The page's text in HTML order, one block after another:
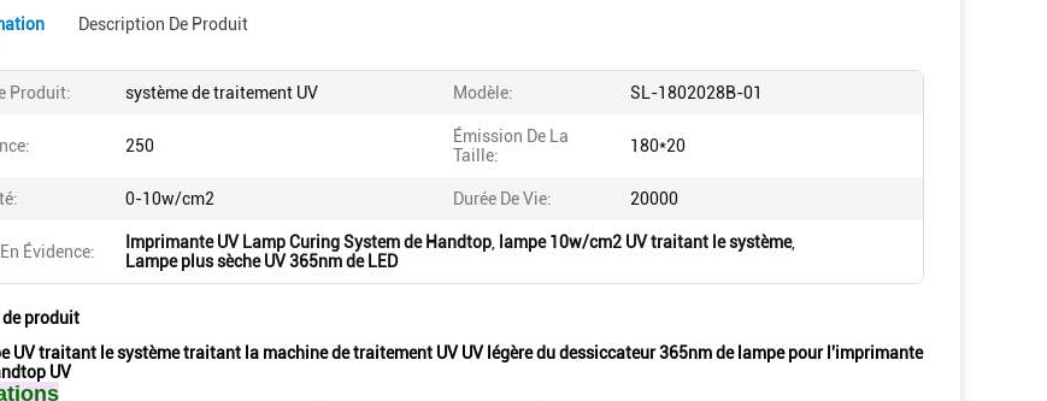
Description De Produit
Produit: système de traitement UV Modèle: SL-1802028B-01
250
Émission De La
Taille:
180*20
0-10w/cm2 Durée De Vie: 20000
Évidence: Imprimante UV Lamp Curing System de Handtop lampe 10w/cm2 UV traitant le système,
Lampe plus sèche UV 365nm de LED
de produit
UV traitant le système traitant la machine de traitement UV UV légère du dessiccateur 365nm de lampe pour l'imprimante
UV